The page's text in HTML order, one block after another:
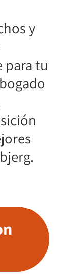
y
para tu